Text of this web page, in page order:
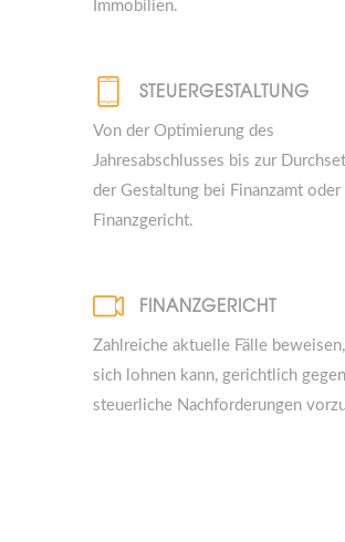
Immobilien.
STEUERGESTALTUNG
Von der Optimierung des
Jahresabschlusses bis zur
der Gestaltung bei Finanzamt oder
Finanzgericht.
FINANZGERICHT
Zahlreiche aktuelle Fälle
sich lohnen kann, gerichtlich gegen
steuerliche Nachforderungen